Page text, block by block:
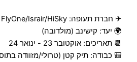
✈ חברת תעופה: FlyOne/Israir/HiSky (ישיר)
🌍 יעד: קישינב (מולדובה)
📆 תאריכים: אוקטובר 23 - ינואר 24
🎒 כבודה: תיק קטן (טרולי/מזוודה